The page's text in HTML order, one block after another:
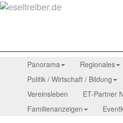
Panorama Regionales
Politik / Wirtschaft / Bildung
Vereinsleben
ET-Partner
Familienanzeigen